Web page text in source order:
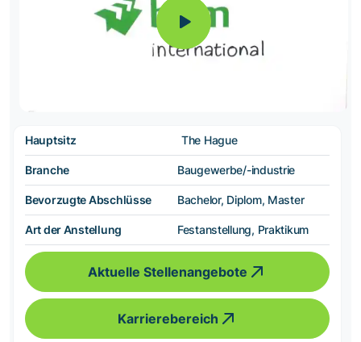
Hauptsitz The Hague
Branche Baugewerbe/-industrie
Bevorzugte Abschlüsse Bachelor, Diplom, Master
Art der Anstellung Festanstellung, Praktikum
Aktuelle Stellenangebote
Karrierebereich